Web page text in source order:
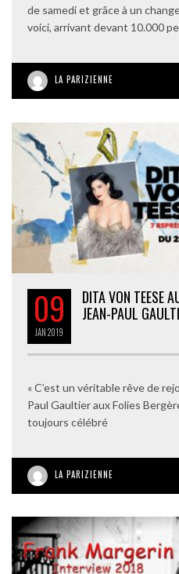
de samedi et grâce à un
voici, arrivant devant 10.000
LA PARIZIENNE
09
JAN2019
DITA VON TEESE
JEAN-PAUL
« C’est un véritable rêve de
Paul Gaultier aux Folies
toujours célébré
LA PARIZIENNE